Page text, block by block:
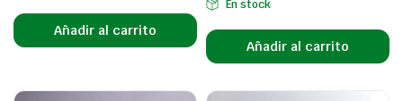
Añadir al carrito
En stock
Añadir al carrito